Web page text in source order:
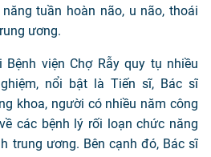
tuần hoàn não, u não, thoái
ương.
viện Chợ Rẫy quy tụ nhiều
nổi bật là Tiến sĩ, Bác sĩ
khoa, người có nhiều năm công
các bệnh lý rối loạn chức năng
trung ương. Bên cạnh đó, Bác sĩ